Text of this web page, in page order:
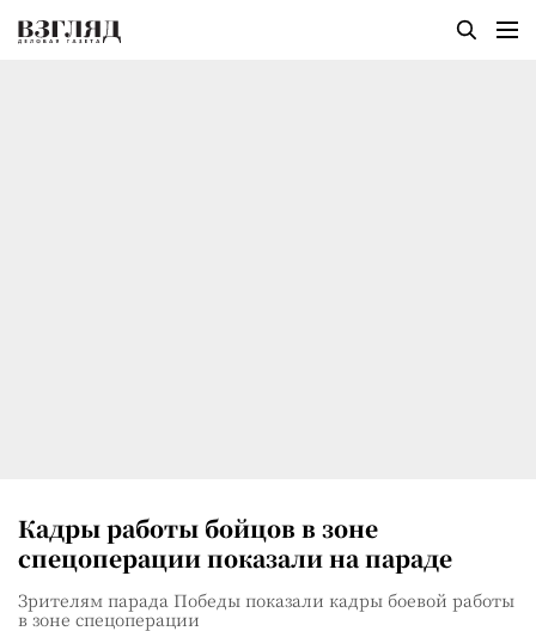
Кадры работы бойцов в зоне
спецоперации показали на параде
Зрителям парада Победы показали кадры боевой работы
в зоне спецоперации